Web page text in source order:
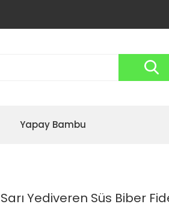
Yapay Bambu
Sarı Yediveren Süs Biber